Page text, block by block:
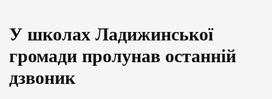
У школах Ладижинської
громади пролунав останній
дзвоник